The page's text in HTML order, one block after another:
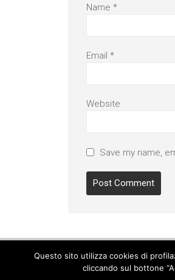
Name *
Email *
Website
Save my name,
Questo sito utilizza cookies di
cliccando sul bottone